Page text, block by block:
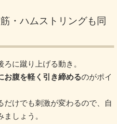
・ハムストリングも同
に蹴り上げる動き。
お腹を軽く引き締めるのがポイ
だけでも刺激が変わるので、自
しょう。